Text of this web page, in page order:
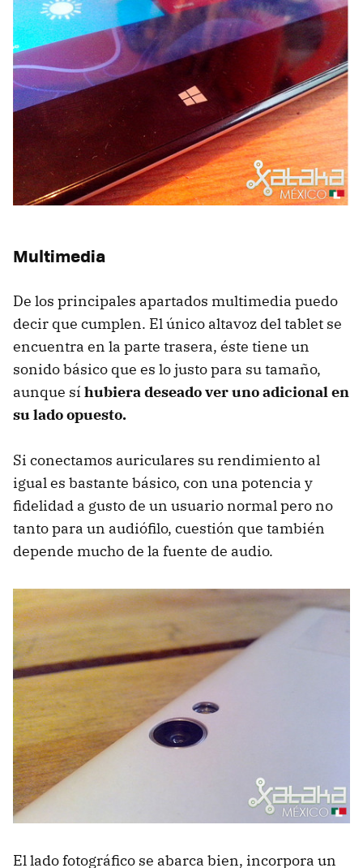
Multimedia
De los principales apartados multimedia puedo
decir que cumplen. El único altavoz del tablet se
encuentra en la parte trasera, éste tiene un
sonido básico que es lo justo para su tamaño,
aunque sí hubiera deseado ver uno adicional en
su lado opuesto.
Si conectamos auriculares su rendimiento al
igual es bastante básico, con una potencia y
fidelidad a gusto de un usuario normal pero no
tanto para un audiófilo, cuestión que también
depende mucho de la fuente de audio.
El lado fotográfico se abarca bien, incorpora un